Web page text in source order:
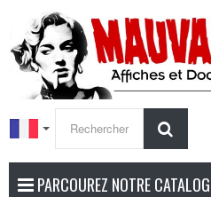
PARCOUREZ NOTRE